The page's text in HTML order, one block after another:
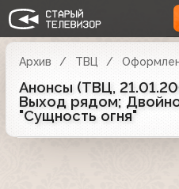
Архив ТВЦ
Анонсы (ТВЦ,
Выход рядом;
"Сущность огня"